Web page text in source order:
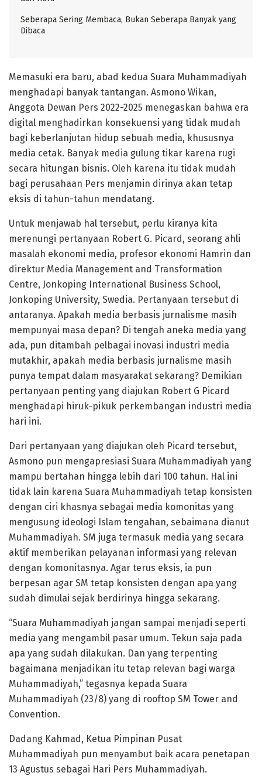
Seberapa Sering Membaca, Bukan Seberapa Banyak yang
Dibaca
Memasuki era baru, abad kedua Suara Muhammadiyah
menghadapi banyak tantangan. Asmono Wikan,
Anggota Dewan Pers 2022-2025 menegaskan bahwa era
digital menghadirkan konsekuensi yang tidak mudah
bagi keberlanjutan hidup sebuah media, khususnya
media cetak. Banyak media gulung tikar karena rugi
secara hitungan bisnis. Oleh karena itu tidak mudah
bagi perusahaan Pers menjamin dirinya akan tetap
eksis di tahun-tahun mendatang.
Untuk menjawab hal tersebut, perlu kiranya kita
merenungi pertanyaan Robert G. Picard, seorang ahli
masalah ekonomi media, profesor ekonomi Hamrin dan
direktur Media Management and Transformation
Centre, Jonkoping International Business School,
Jonkoping University, Swedia. Pertanyaan tersebut di
antaranya. Apakah media berbasis jurnalisme masih
mempunyai masa depan? Di tengah aneka media yang
ada, pun ditambah pelbagai inovasi industri media
mutakhir, apakah media berbasis jurnalisme masih
punya tempat dalam masyarakat sekarang? Demikian
pertanyaan penting yang diajukan Robert G Picard
menghadapi hiruk-pikuk perkembangan industri media
hari ini.
Dari pertanyaan yang diajukan oleh Picard tersebut,
Asmono pun mengapresiasi Suara Muhammadiyah yang
mampu bertahan hingga lebih dari 100 tahun. Hal ini
tidak lain karena Suara Muhammadiyah tetap konsisten
dengan ciri khasnya sebagai media komonitas yang
mengusung ideologi Islam tengahan, sebaimana dianut
Muhammadiyah. SM juga termasuk media yang secara
aktif memberikan pelayanan informasi yang relevan
dengan komonitasnya. Agar terus eksis, ia pun
berpesan agar SM tetap konsisten dengan apa yang
sudah dimulai sejak berdirinya hingga sekarang.
“Suara Muhammadiyah jangan sampai menjadi seperti
media yang mengambil pasar umum. Tekun saja pada
apa yang sudah dilakukan. Dan yang terpenting
bagaimana menjadikan itu tetap relevan bagi warga
Muhammadiyah,” tegasnya kepada Suara
Muhammadiyah (23/8) yang di rooftop SM Tower and
Convention.
Dadang Kahmad, Ketua Pimpinan Pusat
Muhammadiyah pun menyambut baik acara penetapan
13 Agustus sebagai Hari Pers Muhammadiyah.